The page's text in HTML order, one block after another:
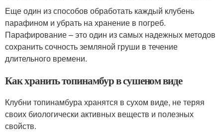
Еще один из способов обработать каждый клубень
парафином и убрать на хранение в погреб.
Парафирование – это один из самых надежных методов
сохранить сочность земляной груши в течение
длительного времени.
Как хранить топинамбур в сушеном виде
Клубни топинамбура хранятся в сухом виде, не теряя
своих биологически активных веществ и полезных
свойств.